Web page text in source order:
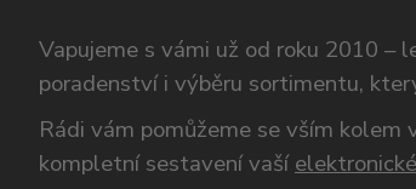
Vapujeme s vámi už od roku 2010 –
poradenství i výběru sortimentu,
Rádi vám pomůžeme se vším
kompletní sestavení vaší